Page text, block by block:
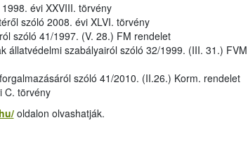
évi XXVIII. törvény
szóló 2008. évi XLVI. törvény
szóló 41/1997. (V. 28.) FM rendelet
állatvédelmi szabályairól szóló 32/1999. (III. 31.) FVM
szóló 41/2010. (II.26.) Korm. rendelet
C. törvény
oldalon olvashatják.